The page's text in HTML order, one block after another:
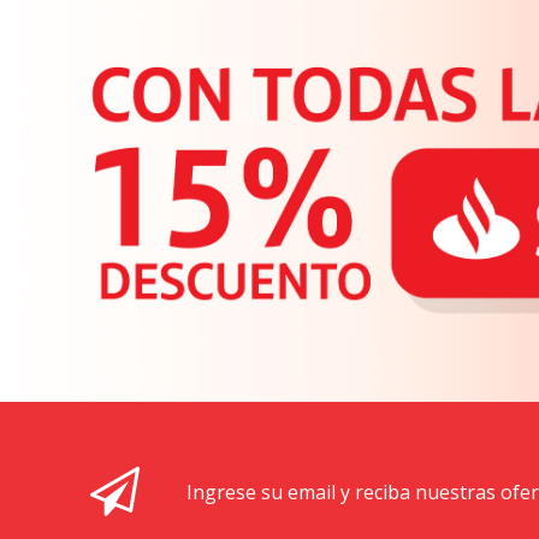
Ingrese su email y reciba nuestras